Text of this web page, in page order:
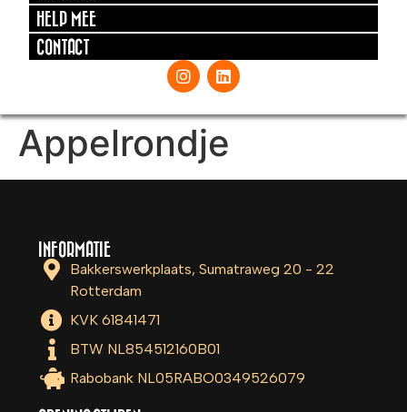
HELP MEE
CONTACT
Appelrondje
INFORMATIE
Bakkerswerkplaats, Sumatraweg 20 - 22
Rotterdam
KVK 61841471
BTW NL854512160B01
Rabobank NL05RABO0349526079